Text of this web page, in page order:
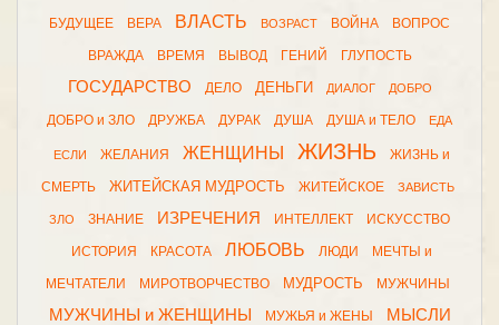
БУДУЩЕЕ ВЕРА ВЛАСТЬ ВОЗРАСТ ВОЙНА ВОПРОС
ВРАЖДА ВРЕМЯ ВЫВОД ГЕНИЙ ГЛУПОСТЬ
ГОСУДАРСТВО ДЕЛО ДЕНЬГИ ДИАЛОГ ДОБРО
ДОБРО и ЗЛО ДРУЖБА ДУРАК ДУША ДУША и ТЕЛО ЕДА
ЕСЛИ ЖЕЛАНИЯ ЖЕНЩИНЫ ЖИЗНЬ ЖИЗНЬ и
СМЕРТЬ ЖИТЕЙСКАЯ МУДРОСТЬ ЖИТЕЙСКОЕ ЗАВИСТЬ
ЗЛО ЗНАНИЕ ИЗРЕЧЕНИЯ ИНТЕЛЛЕКТ ИСКУССТВО
ИСТОРИЯ КРАСОТА ЛЮБОВЬ ЛЮДИ МЕЧТЫ и
МЕЧТАТЕЛИ МИРОТВОРЧЕСТВО МУДРОСТЬ МУЖЧИНЫ
МУЖЧИНЫ и ЖЕНЩИНЫ МУЖЬЯ и ЖЕНЫ МЫСЛИ